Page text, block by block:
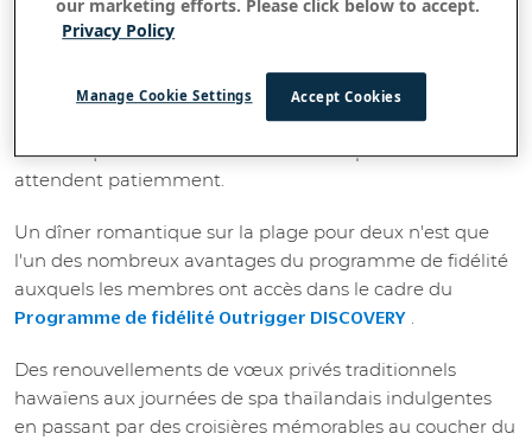
tandis que vous descendez vers les eaux bleu azur de
l'océan Indien pour votre dernier coucher de soleil
simple coup d’œil à votre droite vous surprend. Au milieu
d'une plage de sable blanc déserte, une table
romantique aux chandelles et un chef privé vous
attendent patiemment.
Un dîner romantique sur la plage pour deux n'est que
l'un des nombreux avantages du programme de fidélité
auxquels les membres ont accès dans le cadre du
Programme de fidélité Outrigger DISCOVERY .
Des renouvellements de vœux privés traditionnels
hawaïens aux journées de spa thaïlandais indulgentes
en passant par des croisières mémorables au coucher du
our marketing efforts. Please click below to accept.
Privacy Policy
Accept Cookies
Manage Cookie Settings